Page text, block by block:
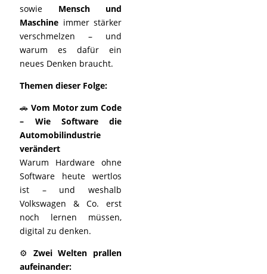
sowie Mensch und
Maschine immer stärker
verschmelzen – und
warum es dafür ein
neues Denken braucht.
Themen dieser Folge:
🚗 Vom Motor zum Code
– Wie Software die
Automobilindustrie
verändert
Warum Hardware ohne
Software heute wertlos
ist – und weshalb
Volkswagen & Co. erst
noch lernen müssen,
digital zu denken.
⚙️ Zwei Welten prallen
aufeinander: